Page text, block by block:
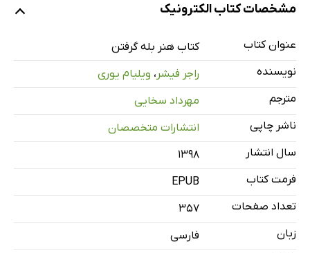
مقدمه‌ای بر چاپ دوم کتاب
مقدمه
3- بله، اما...
4- نتیجه گیری
5- ده سوالی که مردم می‌پرسند در مورد بله گرفتن
مشخصات کتاب الکترونیک
عنوان کتاب
کتاب هنر بله گرفتن
نویسنده
راجر فیشر ، ویلیام یوری
مترجم
مهرداد سخایی
ناشر چاپی
انتشارات متخصصان
سال انتشار
۱۳۹۸
فرمت کتاب
EPUB
تعداد صفحات
357
زبان
فارسی